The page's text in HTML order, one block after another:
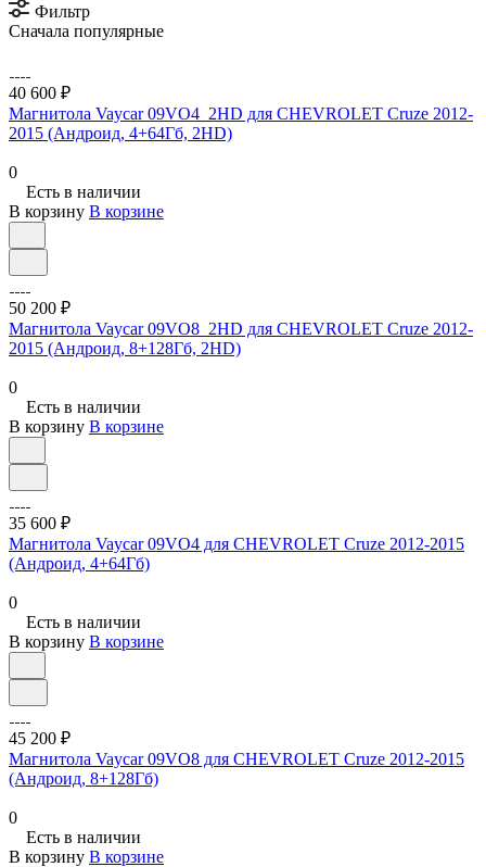
Фильтр
Сначала популярные
40 600 ₽
Магнитола Vaycar 09VO4_2HD для CHEVROLET Cruze 2012-
2015 (Андроид, 4+64Гб, 2HD)
0
Есть в наличии
В корзину В корзине
50 200 ₽
Магнитола Vaycar 09VO8_2HD для CHEVROLET Cruze 2012-
2015 (Андроид, 8+128Гб, 2HD)
0
Есть в наличии
В корзину В корзине
35 600 ₽
Магнитола Vaycar 09VO4 для CHEVROLET Cruze 2012-2015
(Андроид, 4+64Гб)
0
Есть в наличии
В корзину В корзине
45 200 ₽
Магнитола Vaycar 09VO8 для CHEVROLET Cruze 2012-2015
(Андроид, 8+128Гб)
0
Есть в наличии
В корзину В корзине